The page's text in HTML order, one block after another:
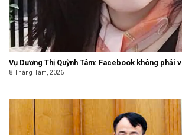
Vụ Dương Thị Quỳnh Tâm: Facebook không phải
8 Tháng Tám, 2026